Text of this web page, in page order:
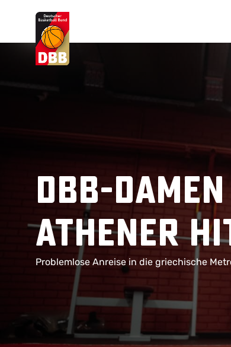
Suchvorschläge
DBB-
Athener
Problemlose Anreise in die griechische